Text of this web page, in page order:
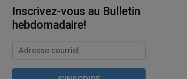
Inscrivez-vous au Bulletin
hebdomadaire!